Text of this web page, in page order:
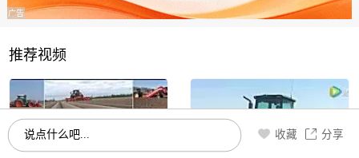
广告
推荐视频
说点什么吧... 收藏 分享